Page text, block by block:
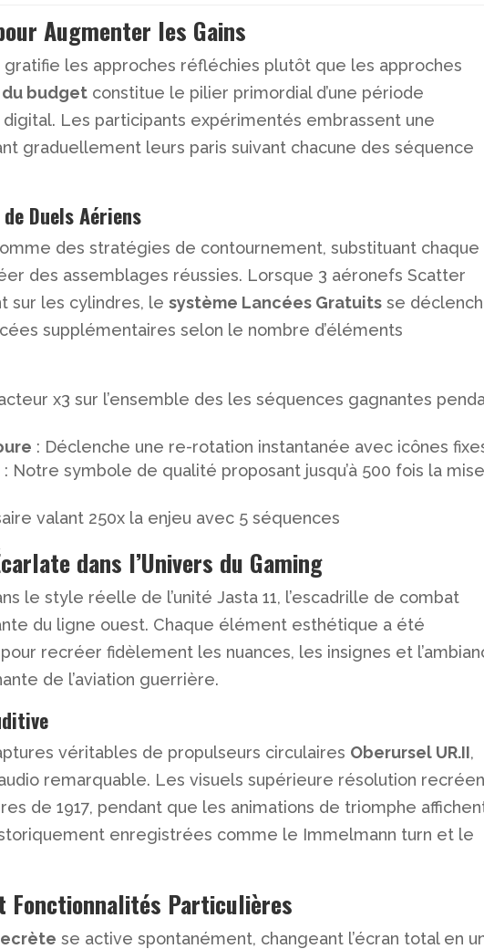
Augmenter les Gains
les approches réfléchies plutôt que les approches
budget constitue le pilier primordial d’une période
Les participants expérimentés embrassent une
graduellement leurs paris suivant chacune des séquence
Duels Aériens
des stratégies de contournement, substituant chaque
des assemblages réussies. Lorsque 3 aéronefs Scatter
sur les cylindres, lesystème Lancées Gratuits se
supplémentaires selon le nombre d’éléments
x3 sur l’ensemble des les séquences gagnantes
: Déclenche une re-rotation instantanée avec icônes
: Notre symbole de qualité proposant jusqu’à 500 fois la
valant 250x la enjeu avec 5 séquences
dans l’Univers du Gaming
le style réelle de l’unité Jasta 11, l’escadrille de combat
du ligne ouest. Chaque élément esthétique a été
recréer fidèlement les nuances, les insignes et
de l’aviation guerrière.
véritables de propulseurs circulaires Oberursel UR.II,
remarquable. Les visuels supérieure résolution
de 1917, pendant que les animations de triomphe
enregistrées comme le Immelmann turn et le
Fonctionnalités Particulières
se active spontanément, changeant l’écran total en